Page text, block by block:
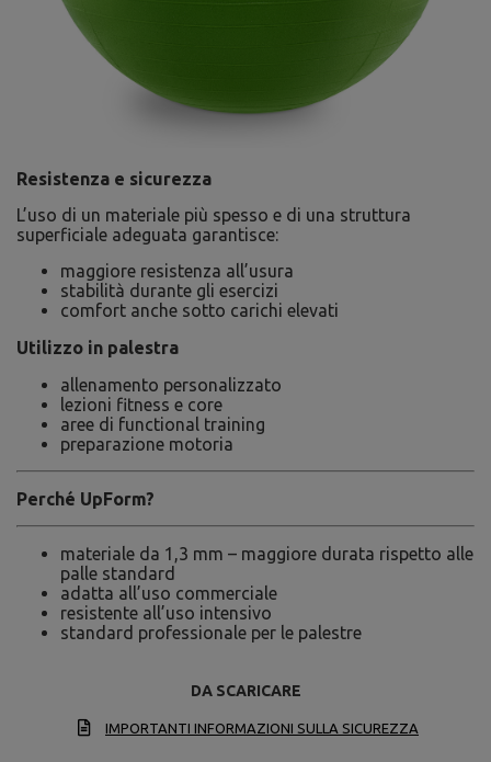
Resistenza e sicurezza
L’uso di un materiale più spesso e di una struttura
superficiale adeguata garantisce:
maggiore resistenza all’usura
stabilità durante gli esercizi
comfort anche sotto carichi elevati
Utilizzo in palestra
allenamento personalizzato
lezioni fitness e core
aree di functional training
preparazione motoria
Perché UpForm?
materiale da 1,3 mm – maggiore durata rispetto alle
palle standard
adatta all’uso commerciale
resistente all’uso intensivo
standard professionale per le palestre
DA SCARICARE
IMPORTANTI INFORMAZIONI SULLA SICUREZZA